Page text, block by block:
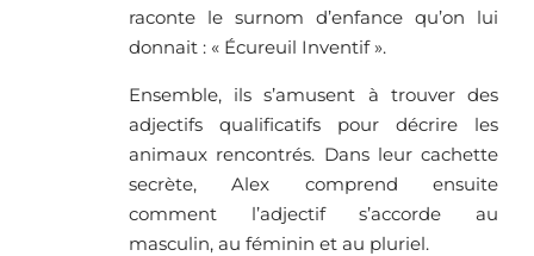
raconte le surnom d’enfance qu’on lui
donnait : « Écureuil Inventif ».
Ensemble, ils s’amusent à trouver des
adjectifs qualificatifs pour décrire les
animaux rencontrés. Dans leur cachette
secrète, Alex comprend ensuite
comment l’adjectif s’accorde au
masculin, au féminin et au pluriel.